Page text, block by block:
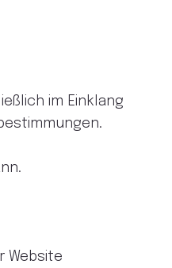
im Einklang
Website